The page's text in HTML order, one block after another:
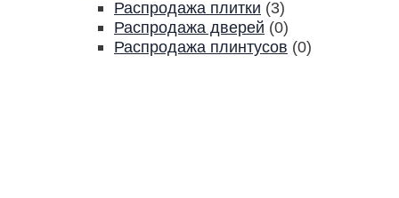
Распродажа плитки (3)
Распродажа дверей (0)
Распродажа плинтусов (0)